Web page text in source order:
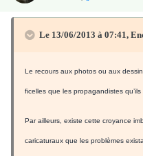
Le 13/06/2013 à 07:41,
Le recours aux photos ou aux
ficelles que les propagandistes
Par ailleurs, existe cette croyance
caricaturaux que les problèmes